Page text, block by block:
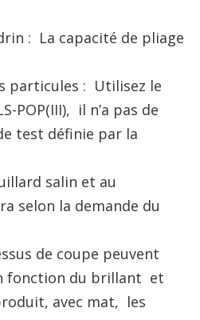
: La capacité de pliage
particules : Utilisez le
POP(III), il n’a pas de
test définie par la
salin et au
selon la demande du
de coupe peuvent
fonction du brillant et
avec mat, les